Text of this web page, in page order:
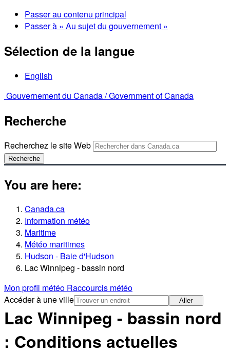
Passer au contenu principal
Passer à « Au sujet du gouvernement »
Sélection de la langue
English
Gouvernement du Canada /Government of Canada
Recherche
Recherchez le site Web
Recherche
You are here:
Canada.ca
Information météo
Maritime
Météo maritimes
Hudson - Baie d'Hudson
Lac Winnipeg - bassin nord
Mon profil météo Raccourcis météo
Accéder à une ville
Aller
Lac Winnipeg - bassin nord
: Conditions actuelles